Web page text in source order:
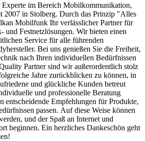
im Bereich Mobilkommunikation,
2007 in Stolberg. Durch das Prinzip "Alles
Mobilfunk Ihr verlässlicher Partner für
und Festnetzlösungen. Wir bieten einen
Service für alle führenden
Bei uns genießen Sie die Freiheit,
nach Ihren individuellen Bedürfnissen
Partner sind wir außerordentlich stolz
Jahre zurückblicken zu können, in
und glückliche Kunden betreut
und professionelle Beratung
entscheidende Empfehlungen für Produkte,
passen. Auf diese Weise können
und der Spaß an Internet und
beginnen. Ein herzliches Dankeschön geht